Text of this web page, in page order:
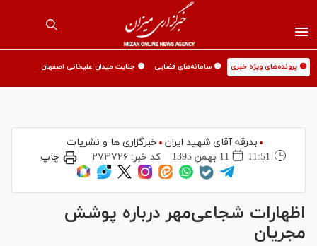
🟡 پرونده‌های ویژه خبری 🟡 سامانه‌های قضایی 🟡 جنایت میدان علیخانی اصفهان
بدرقه آقای شهید ایران
خبرگزاری ها و نشریات
11:51
11 بهمن 1395 کد خبر:۲۷۳۷۲۶ چاپ
اظهارات شجاعی‌مهر درباره پوشش
مجریان